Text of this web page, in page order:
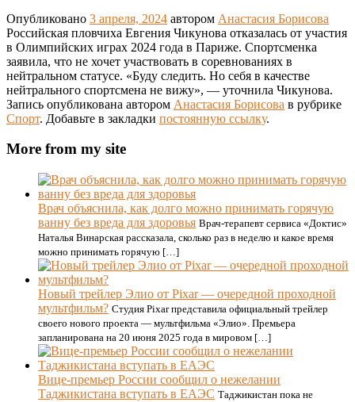
Опубликовано 3 апреля, 2024 автором Анастасия Борисова
Российская пловчиха Евгения Чикунова отказалась от участия
в Олимпийских играх 2024 года в Париже. Спортсменка
заявила, что не хочет участвовать в соревнованиях в
нейтральном статусе. «Буду следить. Но себя в качестве
нейтрального спортсмена не вижу», — уточнила Чикунова.
Запись опубликована автором Анастасия Борисова в рубрике
Спорт. Добавьте в закладки постоянную ссылку.
More from my site
Врач объяснила, как долго можно принимать горячую
ванну без вреда для здоровья Врач-терапевт сервиса «Доктис»
Наталья Винарская рассказала, сколько раз в неделю и какое время
можно принимать горячую […]
Новый трейлер Элио от Pixar — очередной проходной
мультфильм? Студия Pixar представила официальный трейлер
своего нового проекта — мультфильма «Элио». Премьера
запланирована на 20 июня 2025 года в мировом […]
Вице-премьер России сообщил о нежелании
Таджикистана вступать в ЕАЭС Таджикистан пока не